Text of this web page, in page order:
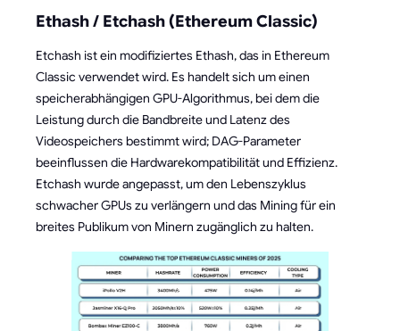
Ethash / Etchash (Ethereum Classic)
Etchash ist ein modifiziertes Ethash, das in Ethereum
Classic verwendet wird. Es handelt sich um einen
speicherabhängigen GPU-Algorithmus, bei dem die
Leistung durch die Bandbreite und Latenz des
Videospeichers bestimmt wird; DAG-Parameter
beeinflussen die Hardwarekompatibilität und Effizienz.
Etchash wurde angepasst, um den Lebenszyklus
schwacher GPUs zu verlängern und das Mining für ein
breites Publikum von Minern zugänglich zu halten.